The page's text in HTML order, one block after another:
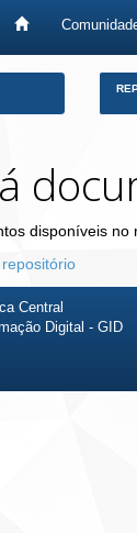
disponíveis no
Central
Digital - GID